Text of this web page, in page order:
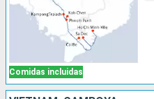
Comidas incluidas